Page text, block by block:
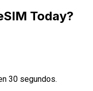
Today?
30 segundos.